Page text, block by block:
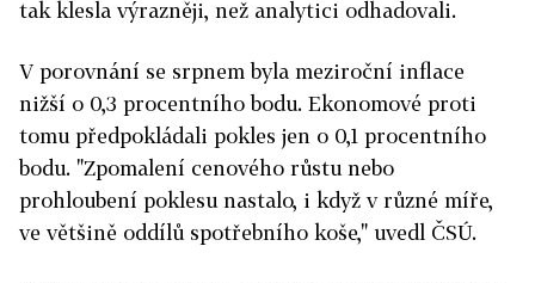
tak klesla výrazněji, než analytici odhadovali.
V porovnání se srpnem byla meziroční inflace
nižší o 0,3 procentního bodu. Ekonomové proti
tomu předpokládali pokles jen o 0,1 procentního
bodu. "Zpomalení cenového růstu nebo
prohloubení poklesu nastalo, i když v různé míře,
ve většině oddílů spotřebního koše," uvedl ČSÚ.